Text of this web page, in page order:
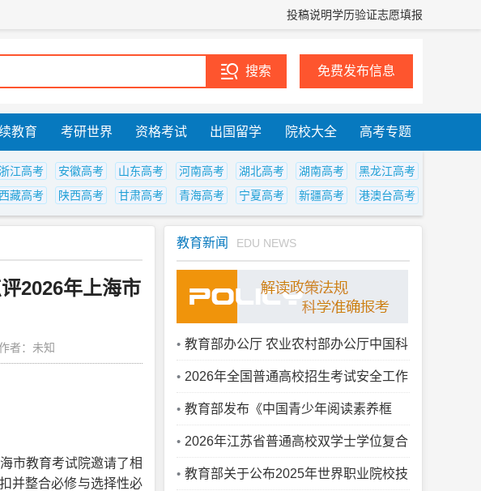
投稿说明学历验证志愿填报
免费发布信息
教育 考研世界 资格考试 出国留学 院校大全 高考专题
江高考 安徽高考 山东高考 河南高考 湖北高考 湖南高考
黑龙江高考
藏高考 陕西高考 甘肃高考 青海高考 宁夏高考 新疆高考 港澳台高考
2026年上海市
者：未知
市教育考试院邀请了相
并整合必修与选择性必
教育新闻 EDU NEWS
教育部办公厅 农业农村部办公厅中国科
协办公厅关于公布通过2025年质量监测
的农业专业学位研究生培养单位和科技小
院名单的通知
2026年全国普通高校招生考试安全工作
视频会议召开
教育部发布《中国青少年阅读素养框
架》教育行业标准
2026年江苏省普通高校双学士学位复合
型人才培养项目和联合学士学位培养项目
教育部关于公布2025年世界职业院校技